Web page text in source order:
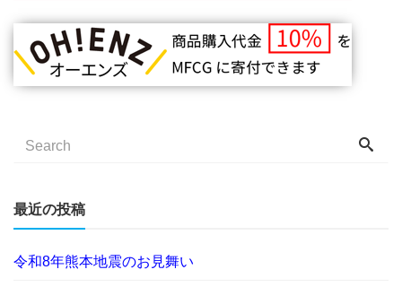
最近の投稿
令和8年熊本地震のお見舞い